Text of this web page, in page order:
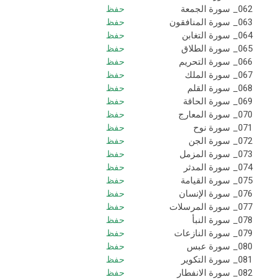
062_ سورة الجمعة
حفظ
063_ سورة المنافقون
حفظ
064_ سورة التغابن
حفظ
065_ سورة الطلاق
حفظ
066_ سورة التحريم
حفظ
067_ سورة الملك
حفظ
068_ سورة القلم
حفظ
069_ سورة الحاقة
حفظ
070_ سورة المعارج
حفظ
071_ سورة نوح
حفظ
072_ سورة الجن
حفظ
073_ سورة المزمل
حفظ
074_ سورة المدثر
حفظ
075_ سورة القيامة
حفظ
076_ سورة الإنسان
حفظ
077_ سورة المرسلات
حفظ
078_ سورة النبأ
حفظ
079_ سورة النازعات
حفظ
080_ سورة عبس
حفظ
081_ سورة التكوير
حفظ
082_ سورة الانفطار
حفظ